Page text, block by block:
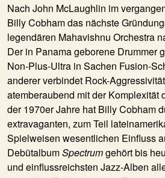
Nach John McLaughlin im
Billy Cobhamdas nächste
legendären Mahavishnu Orchestra
Der in Panama geborene Drummer
Non-Plus-Ultra in Sachen Fusion-
anderer verbindet Rock-
atemberaubend mit der Komplexität
der 1970er Jahre hat Billy Cobham
extravaganten, zum Teil
Spielweisen wesentlichen Einfluss
DebütalbumSpectrumgehört bis
und einflussreichsten Jazz-Alben